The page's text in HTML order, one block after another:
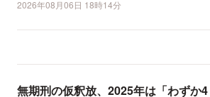
2026年08月06日 18時14分
無期刑の仮釈放、2025年は「わずか4